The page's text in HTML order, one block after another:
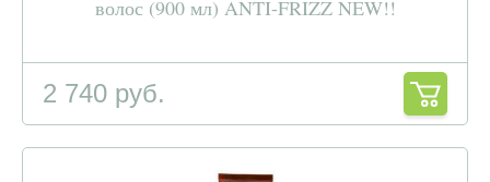
волос (900 мл) ANTI-FRIZZ NEW!!
2 740 руб.